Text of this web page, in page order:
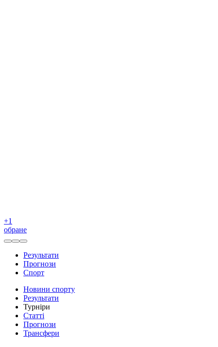
+1
обране
Результати
Прогнози
Спорт
Новини спорту
Результати
Турніри
Статті
Прогнози
Трансфери